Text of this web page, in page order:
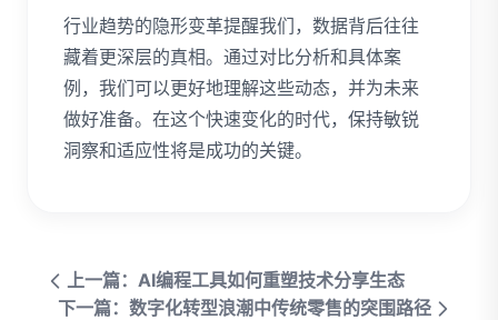
行业趋势的隐形变革提醒我们，数据背后往往
藏着更深层的真相。通过对比分析和具体案
例，我们可以更好地理解这些动态，并为未来
做好准备。在这个快速变化的时代，保持敏锐
洞察和适应性将是成功的关键。
上一篇：AI编程工具如何重塑技术分享生态
下一篇：数字化转型浪潮中传统零售的突围路径